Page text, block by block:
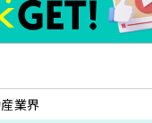
業界